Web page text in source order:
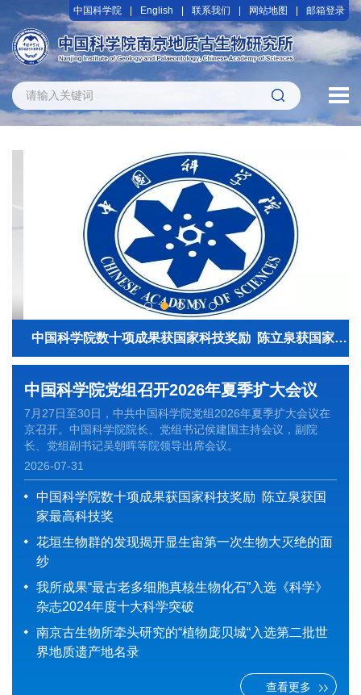
中国科学院 English 联系我们 网站地图 邮箱登录
中国科学院数十项成果获国家科技奖励 陈立泉获国家最高科技奖
中国科学院党组召开2026年夏季扩大会议
7月27日至30日，中共中国科学院党组2026年夏季扩大会议在
京召开。中国科学院院长、党组书记侯建国主持会议，副院
长、党组副书记吴朝晖等院领导出席会议。
2026-07-31
中国科学院数十项成果获国家科技奖励 陈立泉获国
家最高科技奖
花垣生物群的发现揭开显生宙第一次生物大灭绝的面
纱
我所成果“最古老多细胞真核生物化石”入选《科学》
杂志2024年度十大科学突破
南京古生物所牵头研究的“植物庞贝城“入选第二批世
界地质遗产地名录
查看更多